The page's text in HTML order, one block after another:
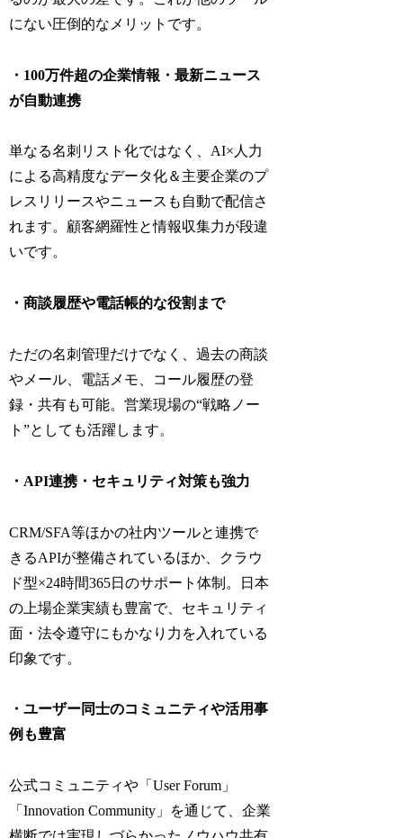
にない圧倒的なメリットです。
・100万件超の企業情報・最新ニュース
が自動連携
単なる名刺リスト化ではなく、AI×人力
による高精度なデータ化＆主要企業のプ
レスリリースやニュースも自動で配信さ
れます。顧客網羅性と情報収集力が段違
いです。
・商談履歴や電話帳的な役割まで
ただの名刺管理だけでなく、過去の商談
やメール、電話メモ、コール履歴の登
録・共有も可能。営業現場の“戦略ノー
ト”としても活躍します。
・API連携・セキュリティ対策も強力
CRM/SFA等ほかの社内ツールと連携で
きるAPIが整備されているほか、クラウ
ド型×24時間365日のサポート体制。日本
の上場企業実績も豊富で、セキュリティ
面・法令遵守にもかなり力を入れている
印象です。
・ユーザー同士のコミュニティや活用事
例も豊富
公式コミュニティや「User Forum」
「Innovation Community」を通じて、企業